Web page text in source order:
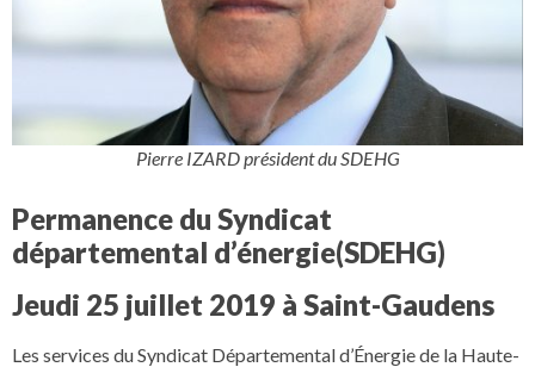
Pierre IZARD président du SDEHG
Permanence du Syndicat
départemental d’énergie(SDEHG)
Jeudi 25 juillet 2019 à Saint-Gaudens
Les services du Syndicat Départemental d’Énergie de la Haute-